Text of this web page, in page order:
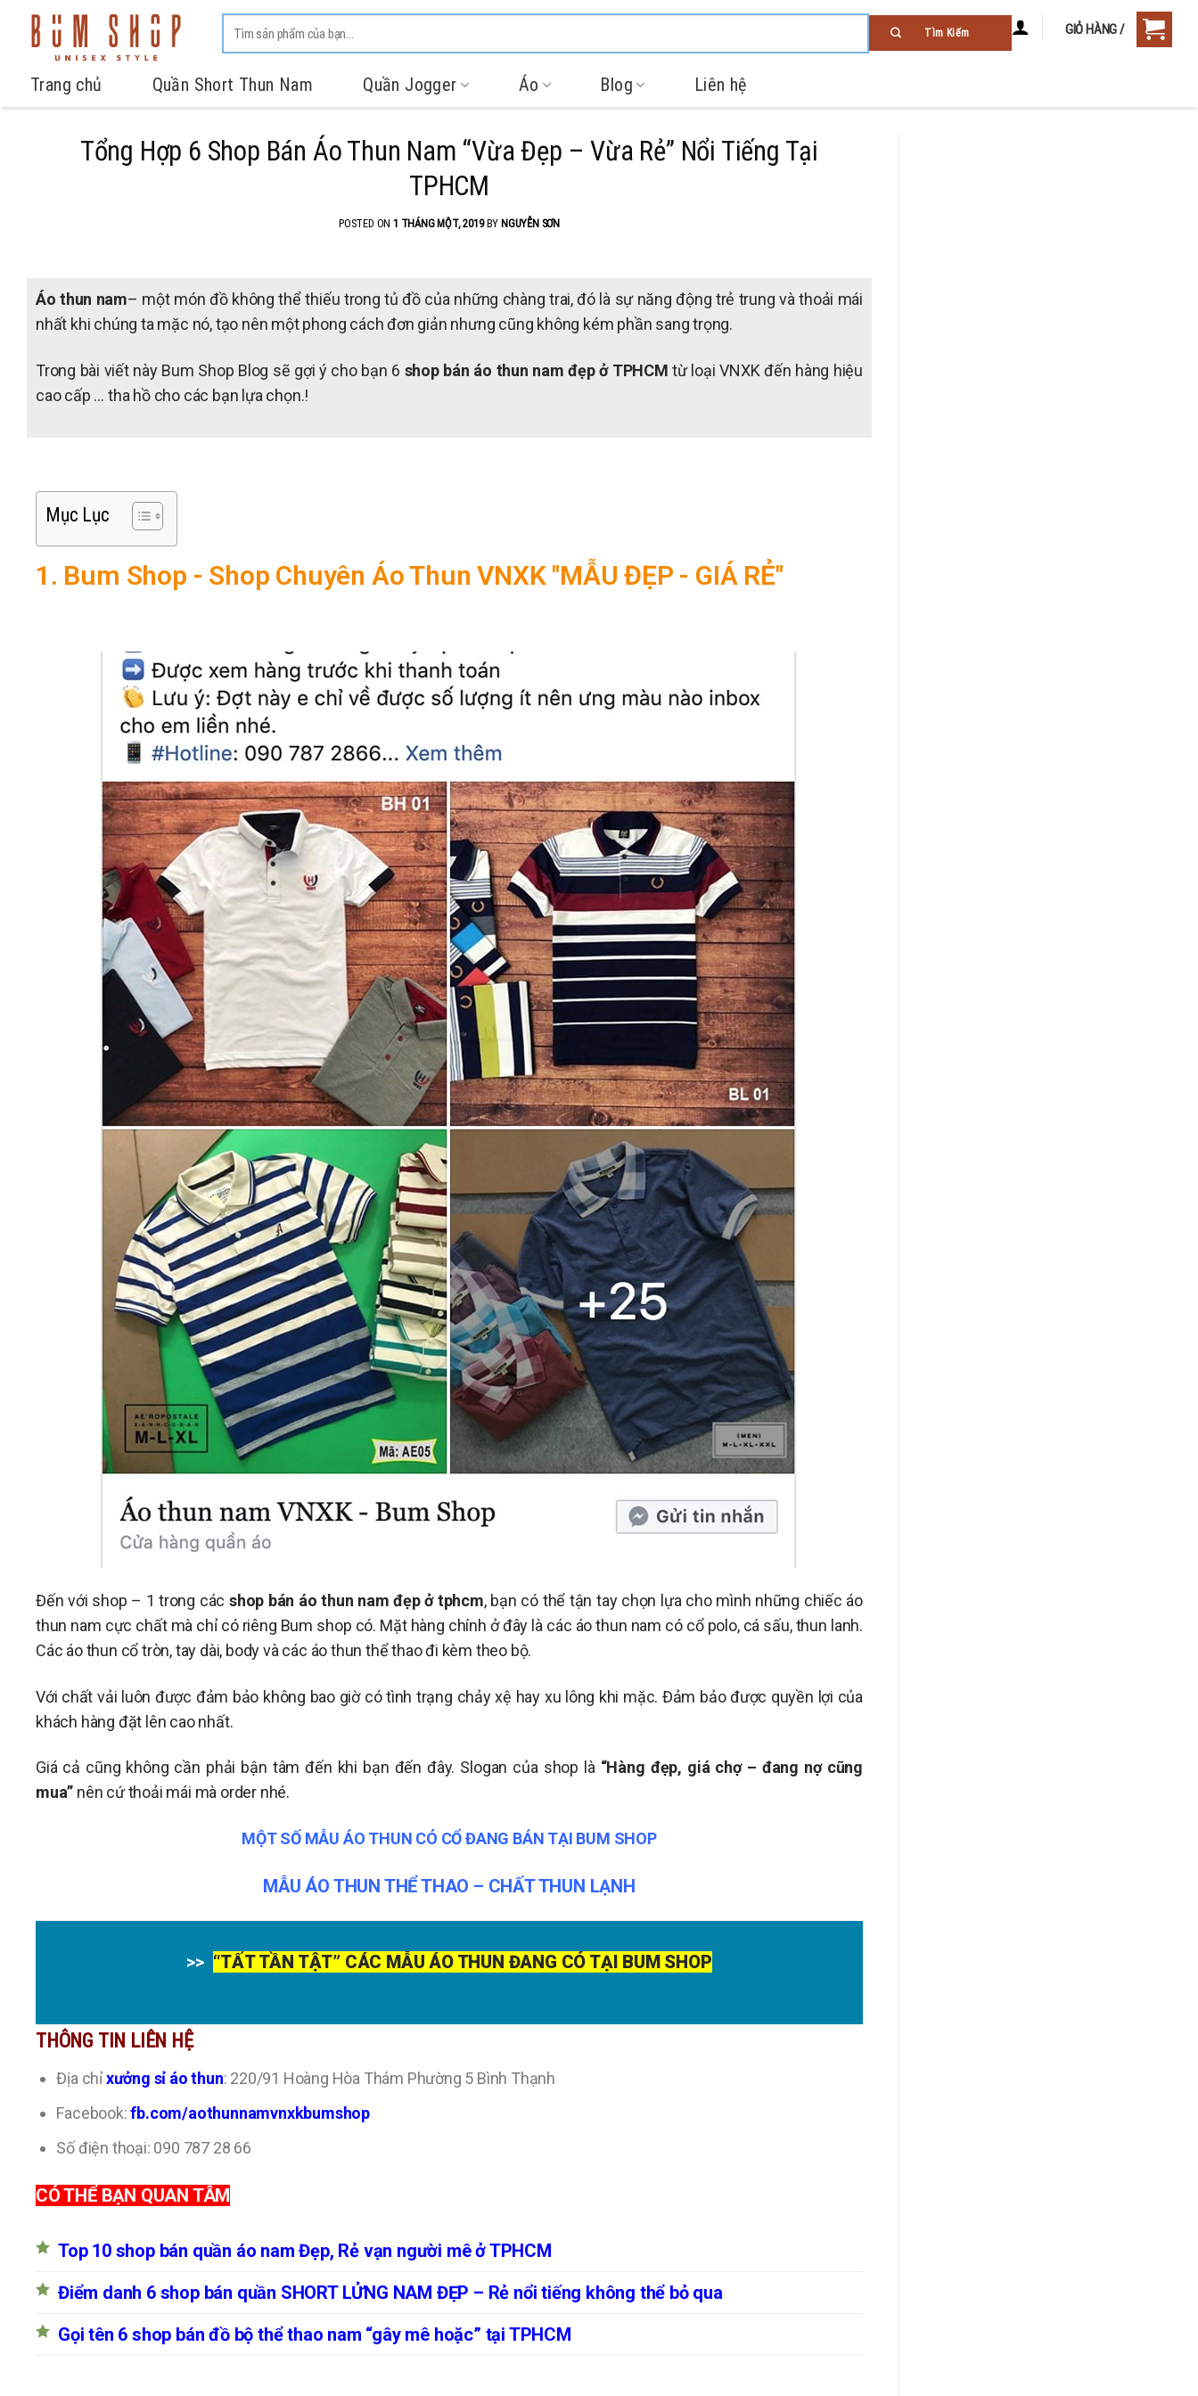
GIỎ HÀNG /
Trang chủ Quần Short Thun Nam Quần Jogger Áo Blog Liên hệ
Tổng Hợp 6 Shop Bán Áo Thun Nam “Vừa Đẹp – Vừa Rẻ” Nổi Tiếng Tại
TPHCM
POSTED ON1 THÁNG MỘT, 2019BY NGUYỄN SƠN
Áo thun nam– một món đồ không thể thiếu trong tủ đồ của những chàng trai, đó là sự năng động trẻ trung và thoải mái
nhất khi chúng ta mặc nó, tạo nên một phong cách đơn giản nhưng cũng không kém phần sang trọng.
Trong bài viết này Bum Shop Blog sẽ gợi ý cho bạn 6 shop bán áo thun nam đẹp ở TPHCM từ loại VNXK đến hàng hiệu
cao cấp … tha hồ cho các bạn lựa chọn.!
Mục Lục
1. Bum Shop - Shop Chuyên Áo Thun VNXK "MẪU ĐẸP - GIÁ RẺ"
Đến với shop – 1 trong các shop bán áo thun nam đẹp ở tphcm, bạn có thể tận tay chọn lựa cho mình những chiếc áo
thun nam cực chất mà chỉ có riêng Bum shop có. Mặt hàng chính ở đây là các áo thun nam có cổ polo, cá sấu, thun lanh.
Các áo thun cổ tròn, tay dài, body và các áo thun thể thao đi kèm theo bộ.
Với chất vải luôn được đảm bảo không bao giờ có tình trạng chảy xệ hay xu lông khi mặc. Đảm bảo được quyền lợi của
khách hàng đặt lên cao nhất.
Giá cả cũng không cần phải bận tâm đến khi bạn đến đây. Slogan của shop là “Hàng đẹp, giá chợ – đang nợ cũng
mua” nên cứ thoải mái mà order nhé.
MỘT SỐ MẪU ÁO THUN CÓ CỔ ĐANG BÁN TẠI BUM SHOP
MẪU ÁO THUN THỂ THAO – CHẤT THUN LẠNH
>> “TẤT TẦN TẬT” CÁC MẪU ÁO THUN ĐANG CÓ TẠI BUM SHOP
THÔNG TIN LIÊN HỆ
Địa chỉxưởng sỉ áo thun: 220/91 Hoàng Hòa Thám Phường 5 Bình Thạnh
Facebook:fb.com/aothunnamvnxkbumshop
Số điện thoại: 090 787 28 66
CÓ THỂ BẠN QUAN TÂM
Top 10 shop bán quần áo nam Đẹp, Rẻ vạn người mê ở TPHCM
Điểm danh 6 shop bán quần SHORT LỬNG NAM ĐẸP – Rẻ nổi tiếng không thể bỏ qua
Gọi tên 6 shop bán đồ bộ thể thao nam “gây mê hoặc” tại TPHCM